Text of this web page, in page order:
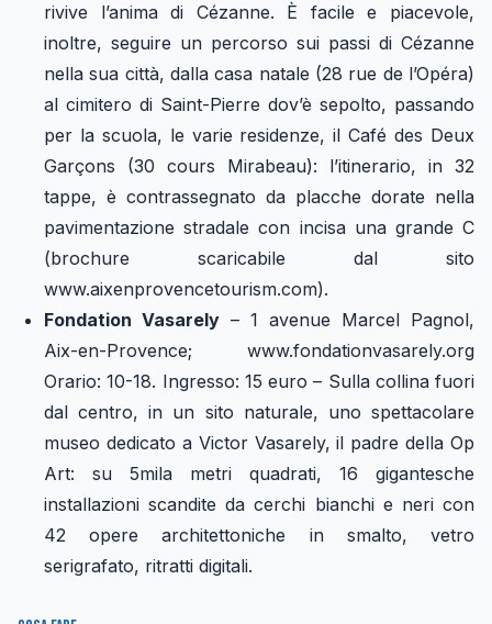
rivive l’anima di Cézanne. È facile e piacevole,
inoltre, seguire un percorso sui passi di Cézanne
nella sua città, dalla casa natale (28 rue de l’Opéra)
al cimitero di Saint-Pierre dov’è sepolto, passando
per la scuola, le varie residenze, il Café des Deux
Garçons (30 cours Mirabeau): l’itinerario, in 32
tappe, è contrassegnato da placche dorate nella
pavimentazione stradale con incisa una grande C
(brochure scaricabile dal sito
www.aixenprovencetourism.com).
Fondation Vasarely – 1 avenue Marcel Pagnol,
Aix-en-Provence; www.fondationvasarely.org
Orario: 10-18. Ingresso: 15 euro – Sulla collina fuori
dal centro, in un sito naturale, uno spettacolare
museo dedicato a Victor Vasarely, il padre della Op
Art: su 5mila metri quadrati, 16 gigantesche
installazioni scandite da cerchi bianchi e neri con
42 opere architettoniche in smalto, vetro
serigrafato, ritratti digitali.